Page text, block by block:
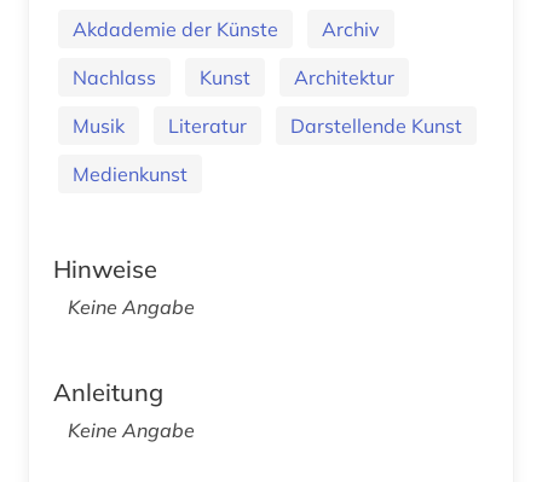
Akdademie der Künste
Archiv
Nachlass
Kunst
Architektur
Musik
Literatur
Darstellende Kunst
Medienkunst
Hinweise
Keine Angabe
Anleitung
Keine Angabe